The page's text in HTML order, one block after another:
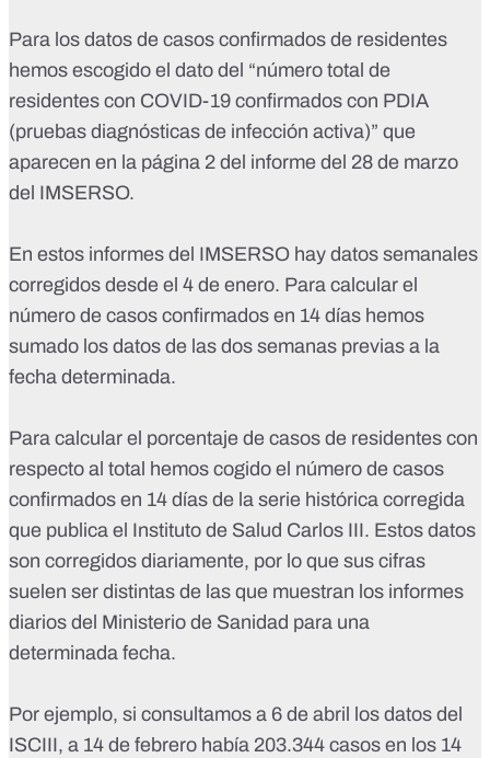
Para los datos de casos confirmados de residentes
hemos escogido el dato del “número total de
residentes con COVID-19 confirmados con PDIA
(pruebas diagnósticas de infección activa)” que
aparecen en la página 2 del informe del 28 de marzo
del IMSERSO.
En estos informes del IMSERSO hay datos semanales
corregidos desde el 4 de enero. Para calcular el
número de casos confirmados en 14 días hemos
sumado los datos de las dos semanas previas a la
fecha determinada.
Para calcular el porcentaje de casos de residentes con
respecto al total hemos cogido el número de casos
confirmados en 14 días de la serie histórica corregida
que publica el Instituto de Salud Carlos III. Estos datos
son corregidos diariamente, por lo que sus cifras
suelen ser distintas de las que muestran los informes
diarios del Ministerio de Sanidad para una
determinada fecha.
Por ejemplo, si consultamos a 6 de abril
los datos del
ISCIII, a 14 de febrero había 203.344 casos en los 14